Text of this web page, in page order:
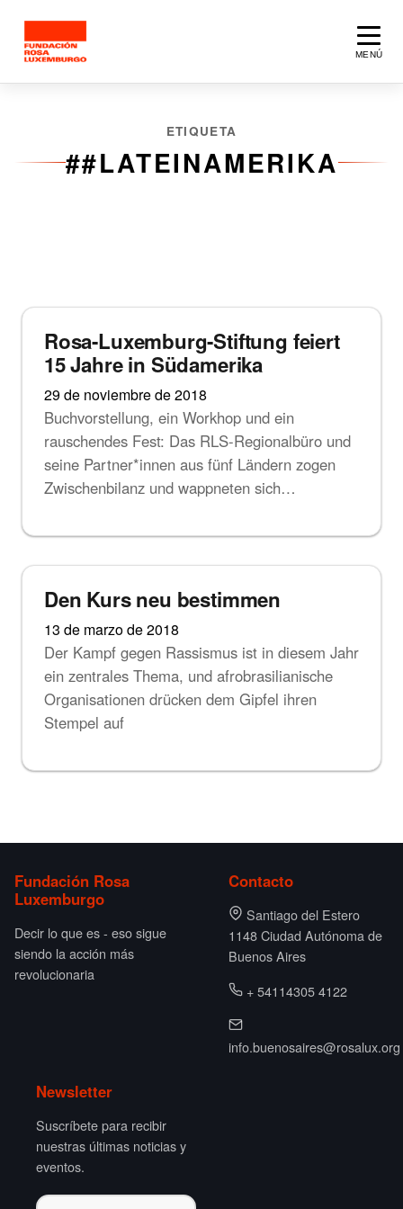
MENÚ
ETIQUETA
##LATEINAMERIKA
Noticias
Rosa-Luxemburg-Stiftung feiert
15 Jahre in Südamerika
29 de noviembre de 2018
Buchvorstellung, ein Workhop und ein
rauschendes Fest: Das RLS-Regionalbüro und
seine Partner*innen aus fünf Ländern zogen
Zwischenbilanz und wappneten sich…
Noticias
Den Kurs neu bestimmen
13 de marzo de 2018
Der Kampf gegen Rassismus ist in diesem Jahr
ein zentrales Thema, und afrobrasilianische
Organisationen drücken dem Gipfel ihren
Stempel auf
Fundación Rosa
Luxemburgo
Decir lo que es - eso sigue
siendo la acción más
revolucionaria
Contacto
Santiago del Estero
1148 Ciudad Autónoma de
Buenos Aires
+ 54114305 4122
info.buenosaires@rosalux.org
Newsletter
Suscríbete para recibir
nuestras últimas noticias y
eventos.